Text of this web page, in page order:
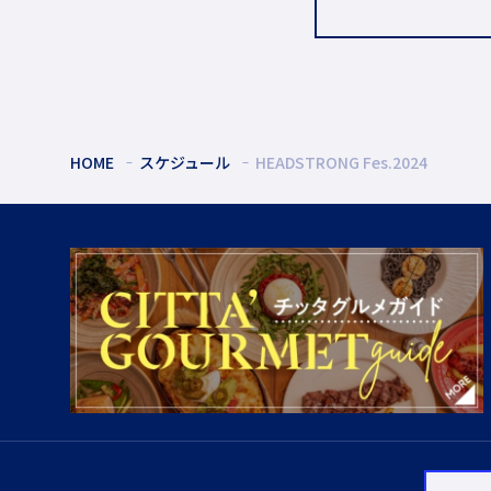
HOME スケジュール HEADSTRONG Fes.2024